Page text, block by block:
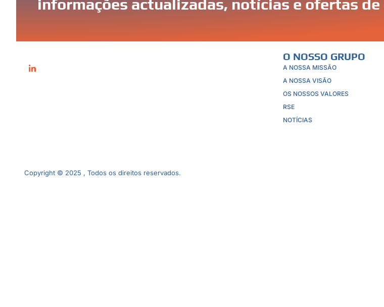
informações actualizadas, notícias e ofertas de
O NOSSO GRUPO
A NOSSA MISSÃO
A NOSSA VISÃO
OS NOSSOS VALORES
RSE
NOTÍCIAS
Copyright © 2025 , Todos os direitos reservados.